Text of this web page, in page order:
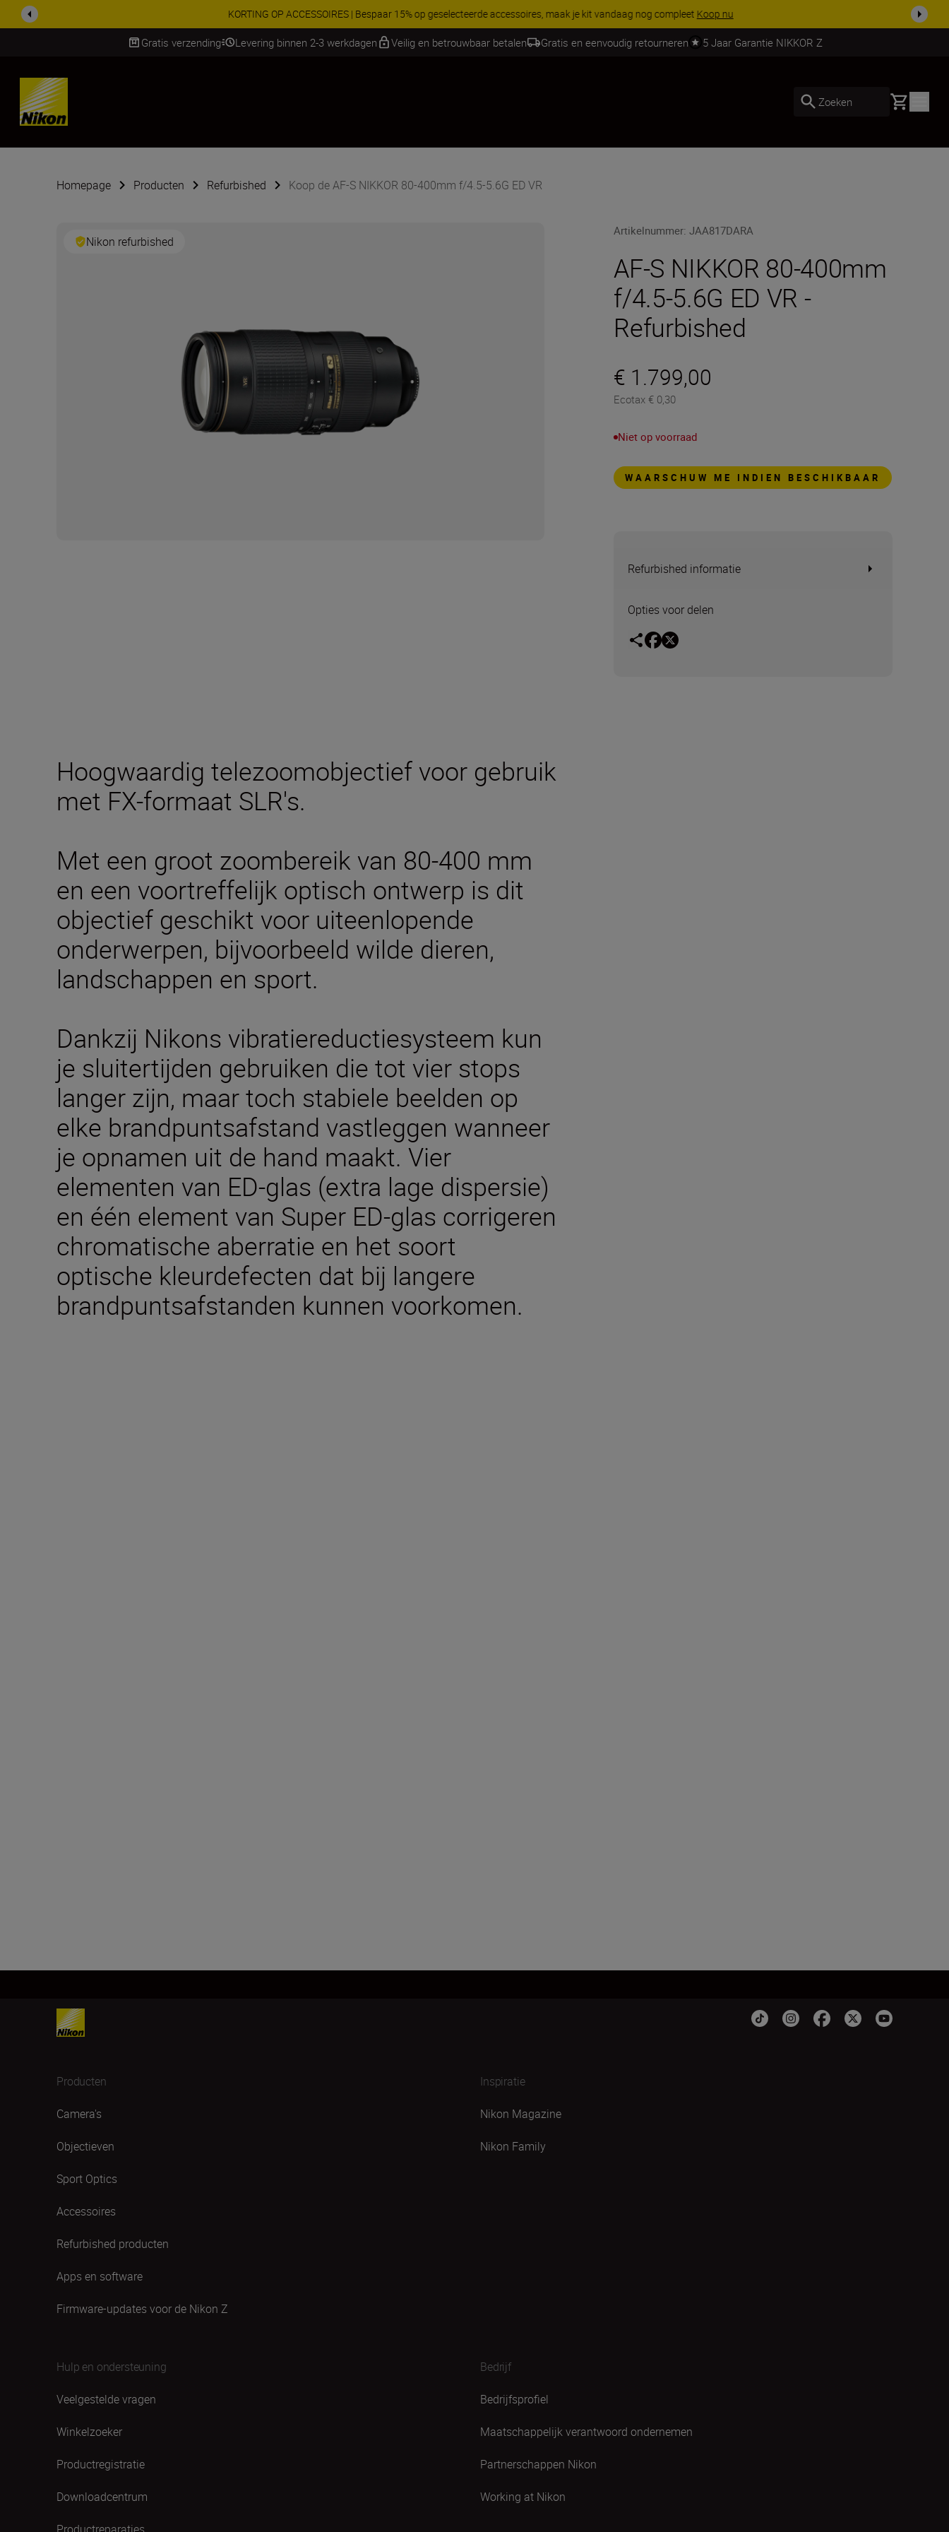
KORTING OP ACCESSOIRES | Bespaar 15% op geselecteerde accessoires, maak je kit vandaag nog compleetKoop nu
Gratis verzending Levering binnen 2-3 werkdagen Veilig en betrouwbaar betalen Gratis en eenvoudig retourneren 5 Jaar Garantie NIKKOR Z
SKIP
Zoeken Basket
Homepage Producten Refurbished Koop de AF-S NIKKOR 80-400mm f/4.5-5.6G ED VR
Nikon refurbished
Artikelnummer:JAA817DARA
AF-S NIKKOR 80-400mm
f/4.5-5.6G ED VR -
Refurbished
€ 1.799,00
Ecotax € 0,30
Niet op voorraad
WAARSCHUW ME INDIEN BESCHIKBAAR
Refurbished informatie
Opties voor delen
Hoogwaardig telezoomobjectief voor gebruik
met FX-formaat SLR's.
Met een groot zoombereik van 80-400 mm
en een voortreffelijk optisch ontwerp is dit
objectief geschikt voor uiteenlopende
onderwerpen, bijvoorbeeld wilde dieren,
landschappen en sport.
Dankzij Nikons vibratiereductiesysteem kun
je sluitertijden gebruiken die tot vier stops
langer zijn, maar toch stabiele beelden op
elke brandpuntsafstand vastleggen wanneer
je opnamen uit de hand maakt. Vier
elementen van ED-glas (extra lage dispersie)
en één element van Super ED-glas corrigeren
chromatische aberratie en het soort
optische kleurdefecten dat bij langere
brandpuntsafstanden kunnen voorkomen.
Producten
Camera's
Objectieven
Sport Optics
Accessoires
Refurbished producten
Apps en software
Firmware-updates voor de Nikon Z
Inspiratie
Nikon Magazine
Nikon Family
Hulp en ondersteuning
Veelgestelde vragen
Winkelzoeker
Productregistratie
Downloadcentrum
Bedrijf
Bedrijfsprofiel
Maatschappelijk verantwoord ondernemen
Partnerschappen Nikon
Working at Nikon